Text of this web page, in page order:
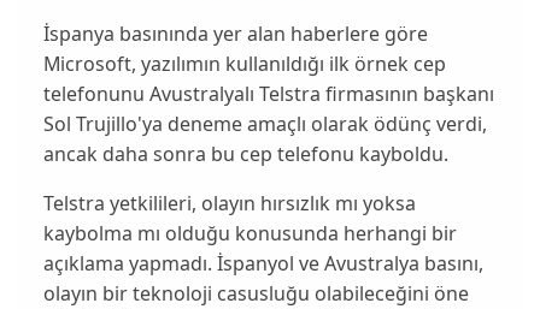
İspanya basınında yer alan haberlere göre
Microsoft, yazılımın kullanıldığı ilk örnek cep
telefonunu Avustralyalı Telstra firmasının başkanı
Sol Trujillo'ya deneme amaçlı olarak ödünç verdi,
ancak daha sonra bu cep telefonu kayboldu.
Telstra yetkilileri, olayın hırsızlık mı yoksa
kaybolma mı olduğu konusunda herhangi bir
açıklama yapmadı. İspanyol ve Avustralya basını,
olayın bir teknoloji casusluğu olabileceğini öne